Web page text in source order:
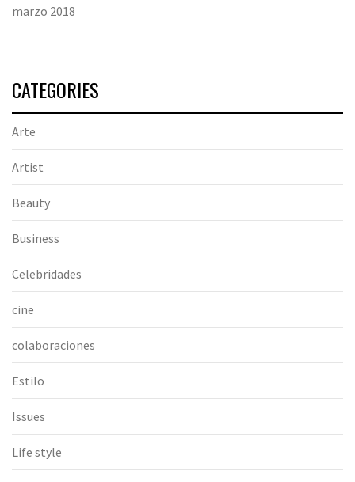
marzo 2018
CATEGORIES
Arte
Artist
Beauty
Business
Celebridades
cine
colaboraciones
Estilo
Issues
Life style